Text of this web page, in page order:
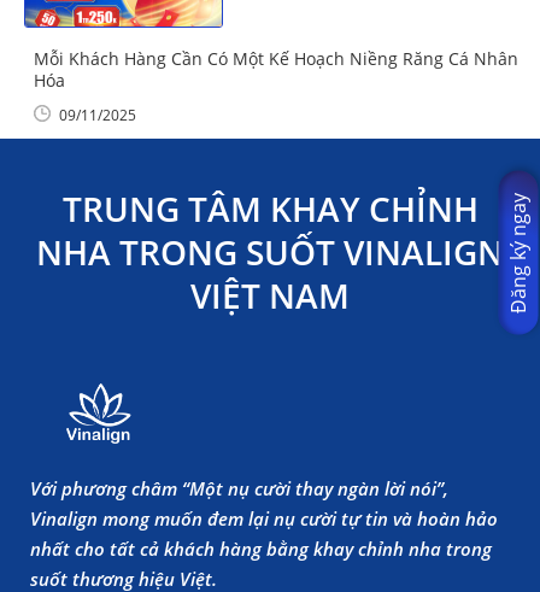
Mỗi Khách Hàng Cần Có Một Kế Hoạch Niềng Răng Cá Nhân
Hóa
09/11/2025
TRUNG TÂM KHAY CHỈNH
NHA TRONG SUỐT VINALIGN
VIỆT NAM
Với phương châm “Một nụ cười thay ngàn lời nói”,
Vinalign mong muốn đem lại nụ cười tự tin và hoàn hảo
nhất cho tất cả khách hàng bằng khay chỉnh nha trong
suốt thương hiệu Việt.
Đăng ký ngay